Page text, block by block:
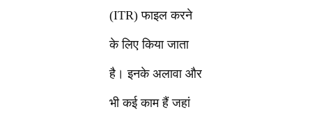
(ITR) फाइल करने
के लिए किया जाता
है। इनके अलावा और
भी कई काम हैं जहां